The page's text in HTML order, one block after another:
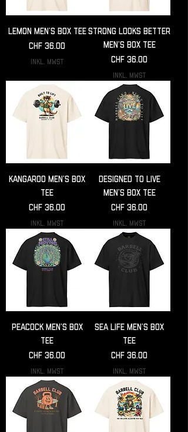
Lemon Men’s box tee
Preis
CHF 36.00
inkl. MwSt
Strong looks better
Men’s box tee
Preis
CHF 36.00
inkl. MwSt
Kangaroo Men’s box
tee
Preis
CHF 36.00
inkl. MwSt
Designed to live
Men’s box tee
Preis
CHF 36.00
inkl. MwSt
Peacock Men’s box
tee
Preis
CHF 36.00
inkl. MwSt
Sea life Men’s box
tee
Preis
CHF 36.00
inkl. MwSt